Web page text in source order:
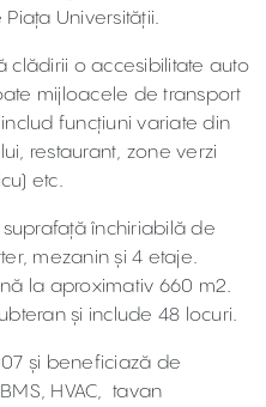
Universității.
clădirii o accesibilitate auto
mijloacele de transport
funcțiuni variate din
restaurant, zone verzi
etc.
închiriabilă de
mezanin și 4 etaje.
la aproximativ 660 m2.
și include 48 locuri.
și beneficiază de
HVAC, tavan